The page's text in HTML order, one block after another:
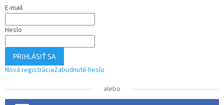
E-mail
Heslo
PRIHLÁSIŤ SA
Nová registráciaZabudnuté heslo
alebo